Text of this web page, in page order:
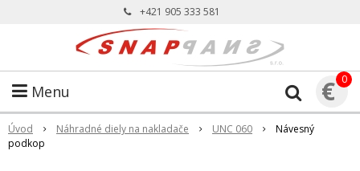
+421 905 333 581
Menu € 0
Úvod Náhradné diely na nakladače UNC 060
Návesný
podkop